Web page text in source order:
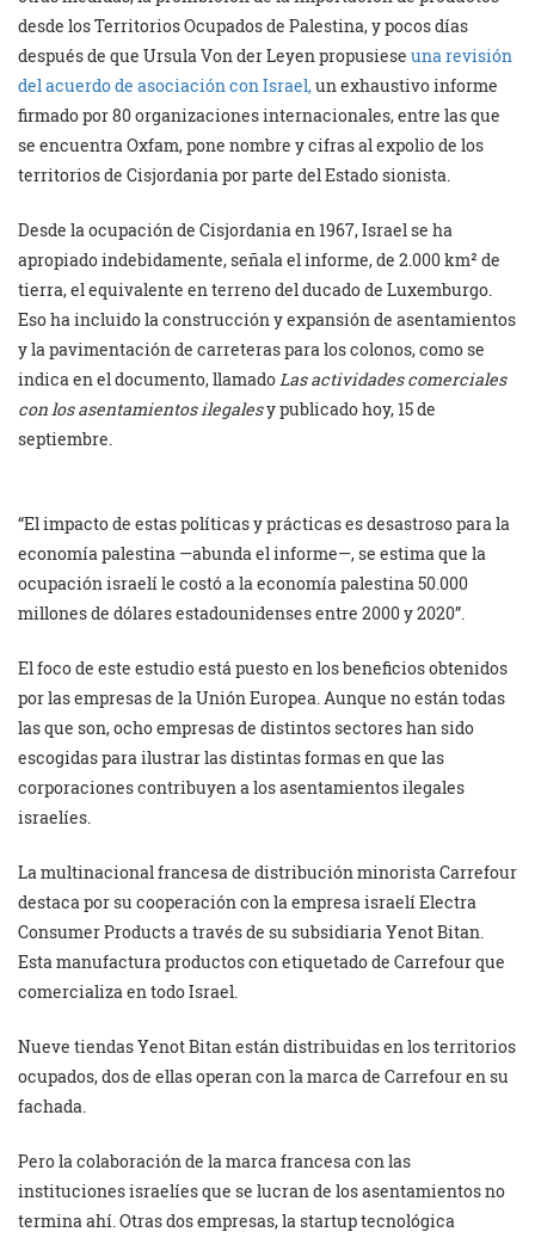
desde los Territorios Ocupados de Palestina, y pocos días
después de que Ursula Von der Leyen propusiese una revisión
del acuerdo de asociación con Israel,un exhaustivo informe
firmado por 80 organizaciones internacionales, entre las que
se encuentra Oxfam, pone nombre y cifras al expolio de los
territorios de Cisjordania por parte del Estado sionista.
Desde la ocupación de Cisjordania en 1967, Israel se ha
apropiado indebidamente, señala el informe, de 2.000 km² de
tierra, el equivalente en terreno del ducado de Luxemburgo.
Eso ha incluido la construcción y expansión de asentamientos
y la pavimentación de carreteras para los colonos, como se
indica en el documento, llamadoLas actividades comerciales
con los asentamientos ilegalesy publicado hoy, 15 de
septiembre.
“El impacto de estas políticas y prácticas es desastroso para la
economía palestina —abunda el informe—, se estima que la
ocupación israelí le costó a la economía palestina 50.000
millones de dólares estadounidenses entre 2000 y 2020”.
El foco de este estudio está puesto en los beneficios obtenidos
por las empresas de la Unión Europea. Aunque no están todas
las que son, ocho empresas de distintos sectores han sido
escogidas para ilustrar las distintas formas en que las
corporaciones contribuyen a los asentamientos ilegales
israelíes.
La multinacional francesa de distribución minorista Carrefour
destaca por su cooperación con la empresa israelí Electra
Consumer Products a través de su subsidiaria Yenot Bitan.
Esta manufactura productos con etiquetado de Carrefour que
comercializa en todo Israel.
Nueve tiendas Yenot Bitan están distribuidas en los territorios
ocupados, dos de ellas operan con la marca de Carrefour en su
fachada.
Pero la colaboración de la marca francesa con las
instituciones israelíes que se lucran de los asentamientos no
termina ahí. Otras dos empresas, la startup tecnológica